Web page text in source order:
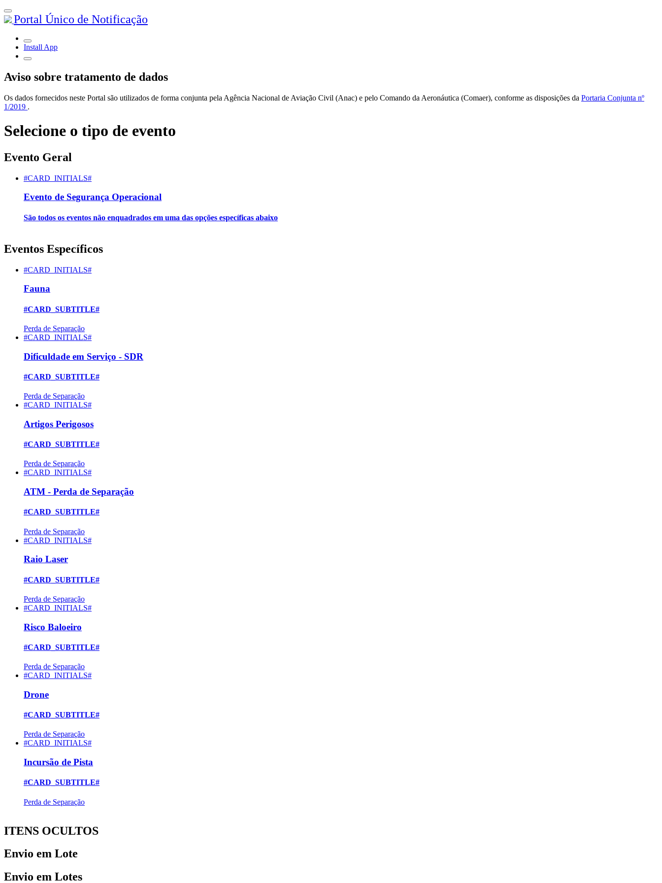
Portal Único de Notificação
Install App
Aviso sobre tratamento de dados
Os dados fornecidos neste Portal são utilizados de forma conjunta pela Agência Nacional de Aviação Civil (Anac) e pelo Comando da Aeronáutica (Comaer), conforme as disposições da Portaria Conjunta nº
1/2019 .
Selecione o tipo de evento
Evento Geral
#CARD_INITIALS#
Evento de Segurança Operacional
São todos os eventos não enquadrados em uma das opções específicas abaixo
Eventos Específicos
#CARD_INITIALS#
Fauna
#CARD_SUBTITLE#
Perda de Separação
#CARD_INITIALS#
Dificuldade em Serviço - SDR
#CARD_SUBTITLE#
Perda de Separação
#CARD_INITIALS#
Artigos Perigosos
#CARD_SUBTITLE#
Perda de Separação
#CARD_INITIALS#
ATM - Perda de Separação
#CARD_SUBTITLE#
Perda de Separação
#CARD_INITIALS#
Raio Laser
#CARD_SUBTITLE#
Perda de Separação
#CARD_INITIALS#
Risco Baloeiro
#CARD_SUBTITLE#
Perda de Separação
#CARD_INITIALS#
Drone
#CARD_SUBTITLE#
Perda de Separação
#CARD_INITIALS#
Incursão de Pista
#CARD_SUBTITLE#
Perda de Separação
ITENS OCULTOS
Envio em Lote
Envio em Lotes